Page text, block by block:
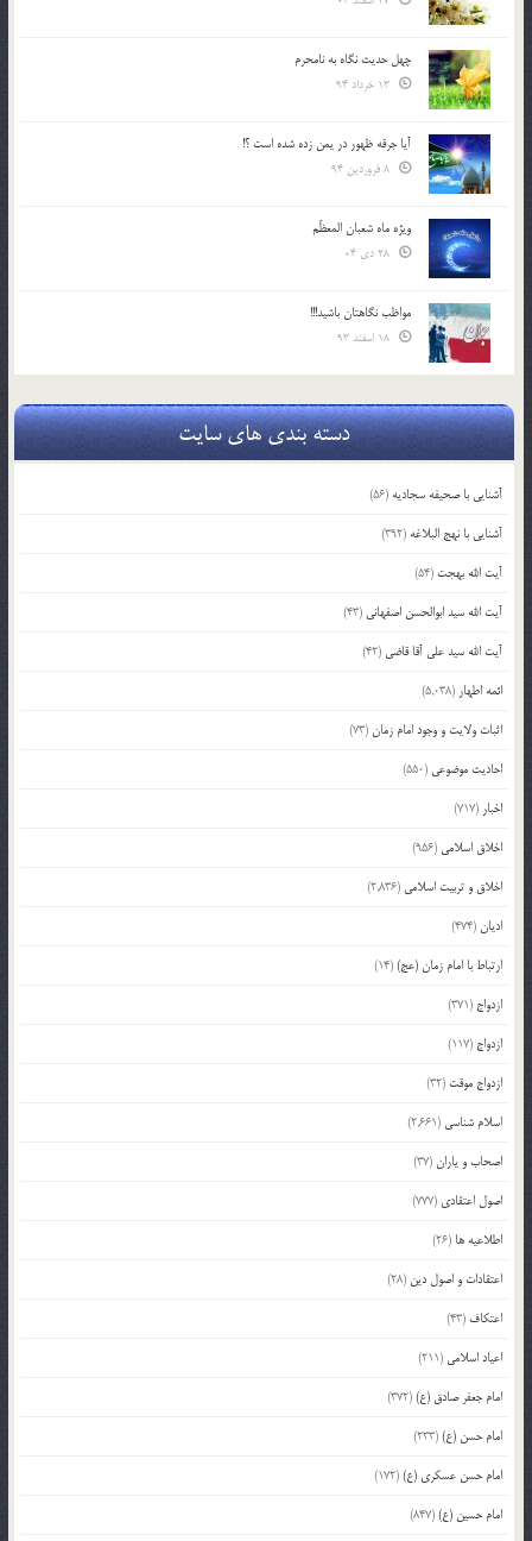
چهل حدیث نگاه به نامحرم
آیا جرقه ظهور در یمن زده شده است ؟!
ویژه ماه شعبان المعظّم
مواظب نگاهتان باشید!!!
دسته بندی های سایت
آشنایی با صحیفه سجادیه (56)
آشنایی با نهج البلاغه (392)
آیت الله بهجت (54)
آیت الله سید ابوالحسن اصفهانی (43)
آیت الله سید علی آقا قاضی (42)
ائمه اطهار (5,038)
اثبات ولایت و وجود امام زمان (73)
احادیث موضوعی (550)
اخبار (717)
اخلاق اسلامی (956)
اخلاق و تربیت اسلامی (2,836)
ادیان (474)
ارتباط با امام زمان (عج)(14)
ازدواج (371)
ازدواج (117)
ازدواج موقت (32)
اسلام شناسی (2,661)
اصحاب و یاران (37)
اصول اعتقادی (777)
اطلاعیه ها (26)
اعتقادات و اصول دین (28)
اعتکاف (43)
اعیاد اسلامی (211)
امام جعفر صادق (ع)(372)
امام حسن (ع)(233)
امام حسن عسکری (ع)(172)
امام حسین (ع)(847)